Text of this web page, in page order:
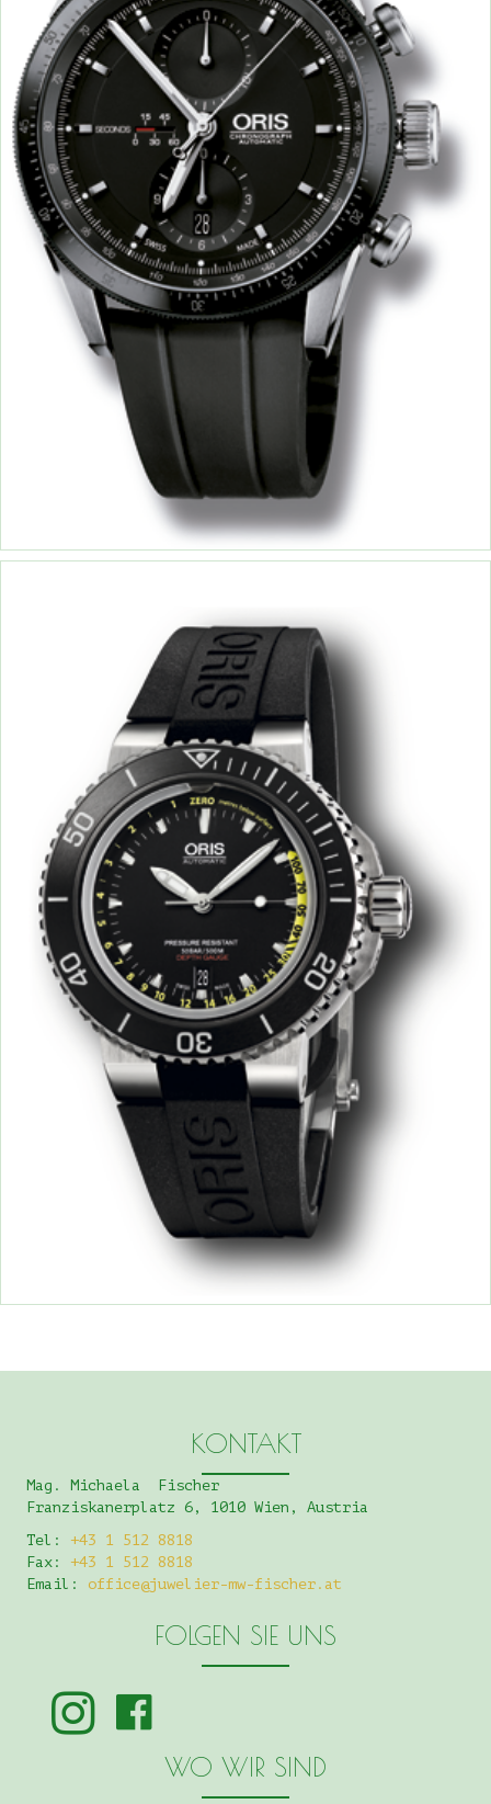
KONTAKT
Mag. Michaela Fischer
Franziskanerplatz 6, 1010 Wien, Austria
Tel: +43 1 512 8818
Fax: +43 1 512 8818
Email: office@juwelier-mw-fischer.at
FOLGEN SIE UNS
WO WIR SIND